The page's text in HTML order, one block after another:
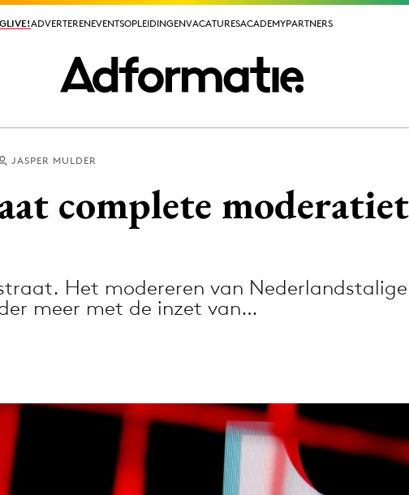
ADVERTERENEVENTSOPLEIDINGENVACATURESACADEMYPARTNERS
ADVERTERENEVENTSOPLEIDINGENVACATURESACADEMYPARTNERS
Media
Merkstrategie
Reputatie & crisis
JASPER MULDER
complete
Het modereren van
meer met de inzet van…